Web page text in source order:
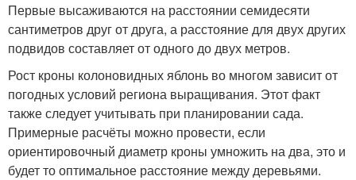
Первые высаживаются на расстоянии семидесяти
сантиметров друг от друга, а расстояние для двух других
подвидов составляет от одного до двух метров.
Рост кроны колоновидных яблонь во многом зависит от
погодных условий региона выращивания. Этот факт
также следует учитывать при планировании сада.
Примерные расчёты можно провести, если
ориентировочный диаметр кроны умножить на два, это и
будет то оптимальное расстояние между деревьями.